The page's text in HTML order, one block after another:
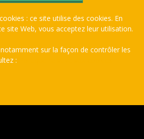
: ce site utilise des cookies. En
site Web, vous acceptez leur utilisation.
sur la façon de contrôler les
: